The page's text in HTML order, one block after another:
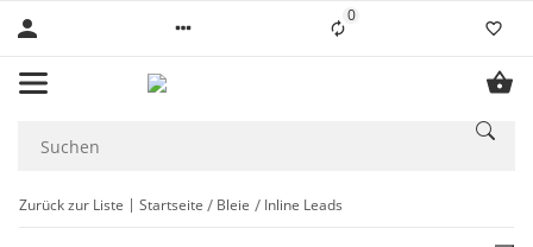
0Liste ist leer
Zurück zur Liste Startseite Bleie Inline Leads